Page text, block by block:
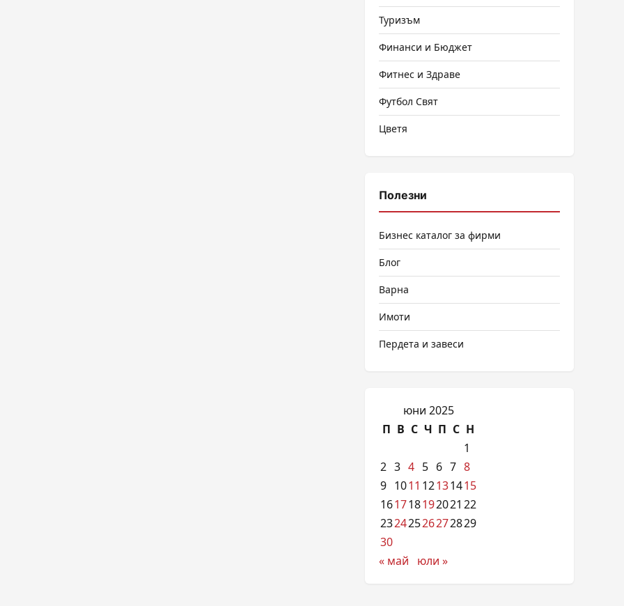
Туризъм
Финанси и Бюджет
Фитнес и Здраве
Футбол Свят
Цветя
Полезни
Бизнес каталог за фирми
Блог
Варна
Имоти
Пердета и завеси
юни 2025
П В С Ч П С Н
1
2 3 4 5 6 7 8
9 1011 12131415
161718192021 22
23242526272829
30
« май
юли »